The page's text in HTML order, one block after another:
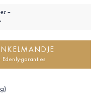
-
garanties